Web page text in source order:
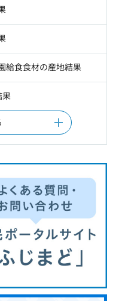
給食食材の産地結果